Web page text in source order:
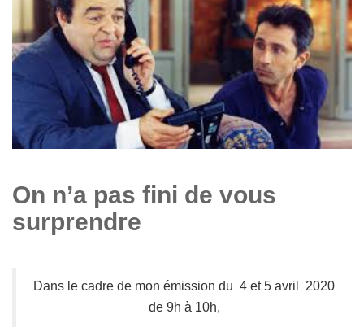
On n’a pas fini de vous
surprendre
Dans le cadre de mon émission du 4 et 5 avril 2020
de 9h à 10h,